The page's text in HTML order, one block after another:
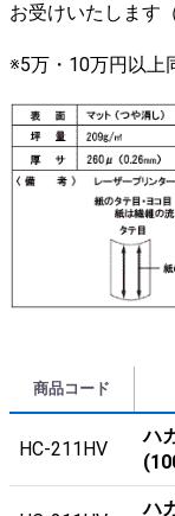
お受けいたします
※5万・10万円以上
商品コード
HC-211HV
ハ
ハ